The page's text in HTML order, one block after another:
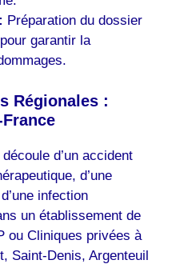
Préparation du dossier
garantir la
Régionales :
d’un accident
d’une
infection
un établissement de
ou Cliniques privées à
Saint-Denis, Argenteuil